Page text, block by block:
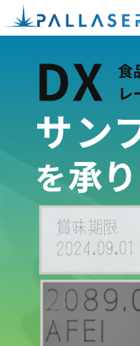
製品紹介
私たちの強み
カスタム・導入事例
会社情報
サポート
お知らせ
ショップ